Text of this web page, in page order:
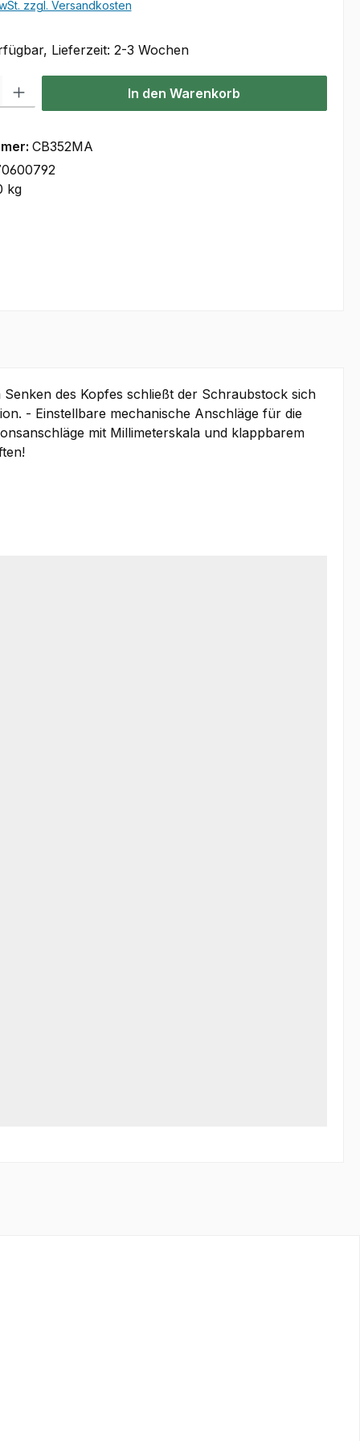
zzgl. Versandkosten
Lieferzeit: 2-3 Wochen
Gib den gewünschten Wert ein oder benutze die Schaltflächen
In den Warenkorb
CB352MA
kg
des Kopfes schließt der Schraubstock sich
- Einstellbare mechanische Anschläge für die
mit Millimeterskala und klappbarem